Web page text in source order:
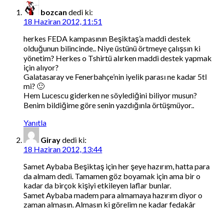
bozcan dedi ki:
18 Haziran 2012, 11:51
herkes FEDA kampasının Beşiktaş’a maddi destek
olduğunun bilincinde.. Niye üstünü örtmeye çalışsın ki
yönetim? Herkes o Tshirtü alırken maddi destek yapmak
için alıyor?
Galatasaray ve Fenerbahçe’nin iyelik parası ne kadar 5tl
mi? 🙂
Hem Lucescu giderken ne söylediğini biliyor musun?
Benim bildiğime göre senin yazdığınla örtüşmüyor..
Yanıtla
Giraydedi ki:
18 Haziran 2012, 13:44
Samet Aybaba Beşiktaş için her şeye hazırım, hatta para
da almam dedi. Tamamen göz boyamak için ama bir o
kadar da birçok kişiyi etkileyen laflar bunlar.
Samet Aybaba madem para almamaya hazırım diyor o
zaman almasın. Almasın ki görelim ne kadar fedakâr